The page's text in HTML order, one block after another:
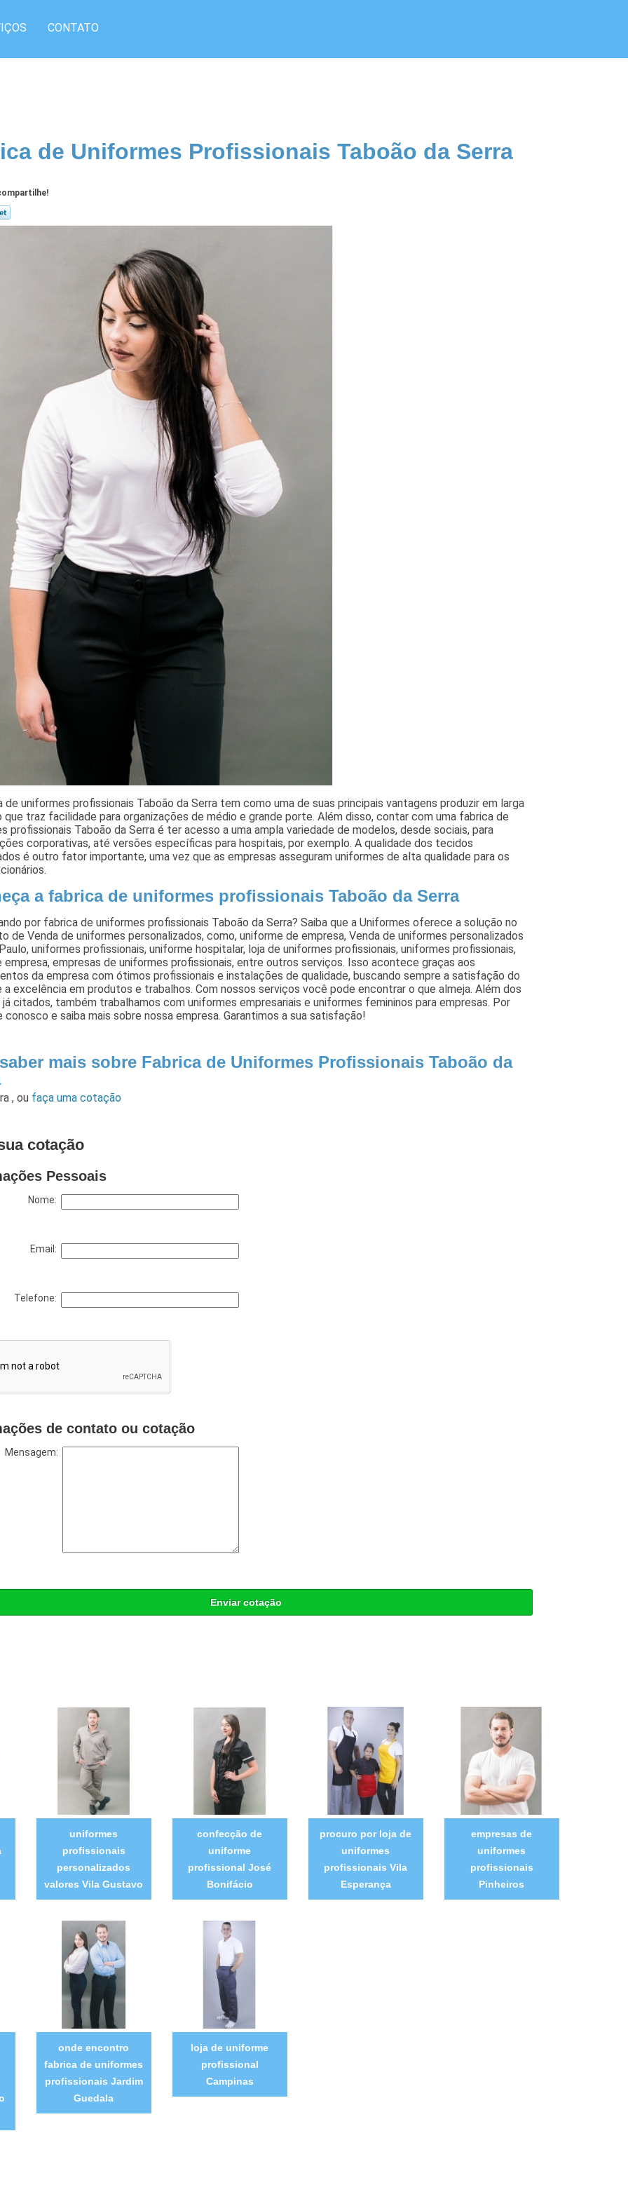
CONTATO
de Uniformes Profissionais Taboão da Serra
de uniformes profissionais Taboão da Serra tem como uma de suas principais vantagens produzir em larga
que traz facilidade para organizações de médio e grande porte. Além disso, contar com uma fabrica de
profissionais Taboão da Serra é ter acesso a uma ampla variedade de modelos, desde sociais, para
corporativas, até versões específicas para hospitais, por exemplo. A qualidade dos tecidos
é outro fator importante, uma vez que as empresas asseguram uniformes de alta qualidade para os
a fabrica de uniformes profissionais Taboão da Serra
por fabrica de uniformes profissionais Taboão da Serra? Saiba que a Uniformes oferece a solução no
de Venda de uniformes personalizados, como, uniforme de empresa, Venda de uniformes personalizados
uniformes profissionais, uniforme hospitalar, loja de uniformes profissionais, uniformes profissionais,
empresa, empresas de uniformes profissionais, entre outros serviços. Isso acontece graças aos
da empresa com ótimos profissionais e instalações de qualidade, buscando sempre a satisfação do
a excelência em produtos e trabalhos. Com nossos serviços você pode encontrar o que almeja. Além dos
citados, também trabalhamos com uniformes empresariais e uniformes femininos para empresas. Por
conosco e saiba mais sobre nossa empresa. Garantimos a sua satisfação!
mais sobre Fabrica de Uniformes Profissionais Taboão da
,ou faça uma cotação
cotação
Pessoais
Nome:
Email:
Telefone:
de contato ou cotação
Mensagem:
Enviar cotação
uniformes
profissionais
personalizados
valores Vila Gustavo
confecção de
uniforme
profissional José
Bonifácio
procuro por loja de
uniformes
profissionais Vila
Esperança
empresas de
uniformes
profissionais
Pinheiros
onde encontro
fabrica de uniformes
profissionais Jardim
Guedala
loja de uniforme
profissional
Campinas